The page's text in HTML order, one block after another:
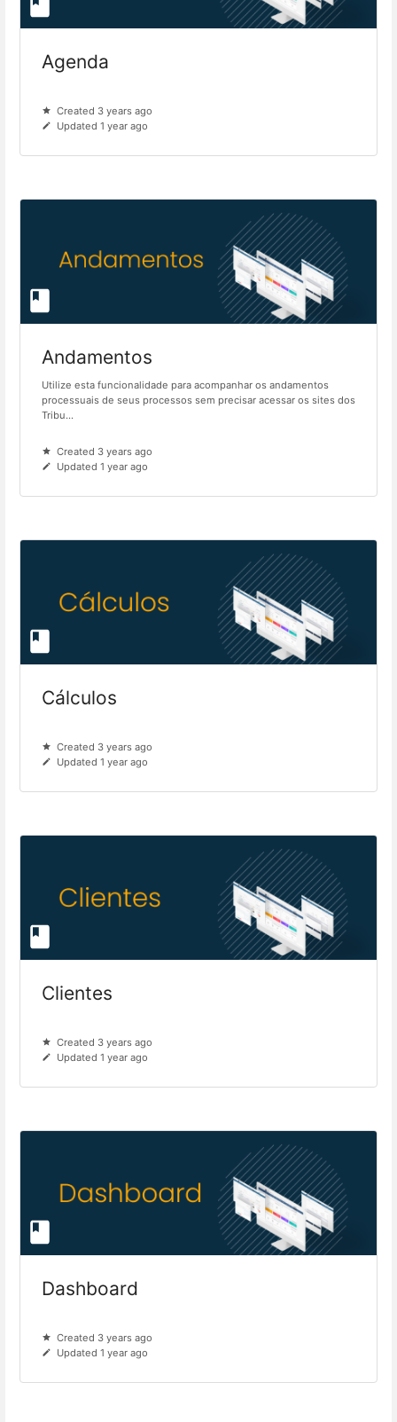
Agenda
Created 3 years ago
Updated 1 year ago
Andamentos
Utilize esta funcionalidade para acompanhar os andamentos
processuais de seus processos sem precisar acessar os sites dos
Tribu...
Created 3 years ago
Updated 1 year ago
Cálculos
Created 3 years ago
Updated 1 year ago
Clientes
Created 3 years ago
Updated 1 year ago
Dashboard
Created 3 years ago
Updated 1 year ago